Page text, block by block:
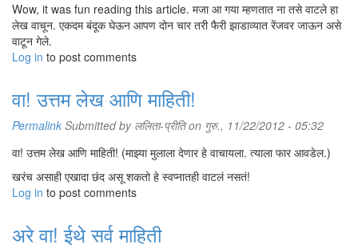
Wow, it was fun reading this article. मजा आ गया म्हणतात ना तसे वाटले हा
लेख वाचून. एकदम बंदूक घेऊन आपण दोन चार तरी फैरी झाडाव्यात रेंजवर जाऊन असे
वाटून गेले.
Log in to post comments
वा! उत्तम लेख आणि माहिती!
Permalink Submitted by ललिता-प्रीतिon गुरु., 11/22/2012 - 05:32
वा! उत्तम लेख आणि माहिती! (माझ्या मुलाला देणार हे वाचायला. त्याला फार आवडेल.)
खरंच असाही एखादा छंद असू शकतो हे स्वप्नातही वाटलं नसतं!
Log in to post comments
अरे वा! ईथे सर्व माहिती